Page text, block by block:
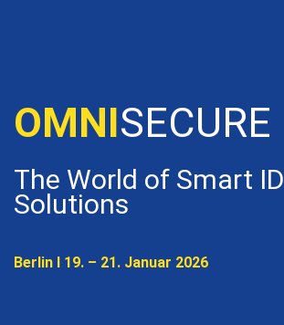
OMNISECURE
The World of Smart ID
Solutions
Berlin I 19. – 21. Januar 2026